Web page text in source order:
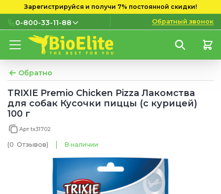
Зарегистрируйся и получи 7% постоянной скидки!
0-800-33-11-88
0-800-33-11-88
мобильных номеров
(097) 133 11 88
(095) 133 11 88
(073) 133 11 88
Обратный звонок
Обратно
TRIXIE Premio Chicken Pizza Лакомства
для собак Кусочки пиццы (с курицей)
100 г
Арт tx31702
(0 Отзывов) В наличии